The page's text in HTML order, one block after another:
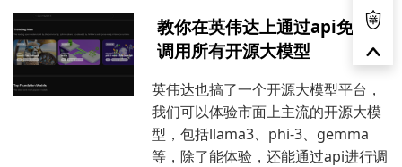
教你在英伟达上通过api免费
调用所有开源大模型
英伟达也搞了一个开源大模型平台，
我们可以体验市面上主流的开源大模
型，包括llama3、phi-3、gemma
等，除了能体验，还能通过api进行调